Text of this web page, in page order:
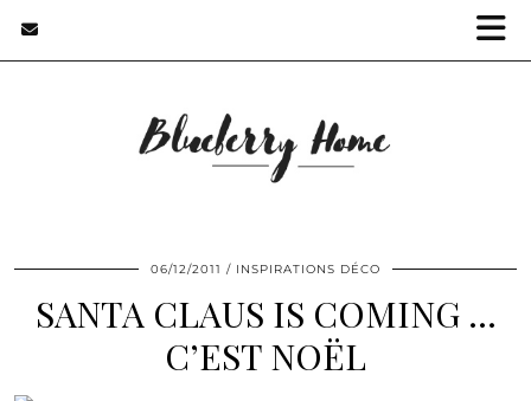
06/12/2011 INSPIRATIONS DÉCO
SANTA CLAUS IS COMING …
C’EST NOËL